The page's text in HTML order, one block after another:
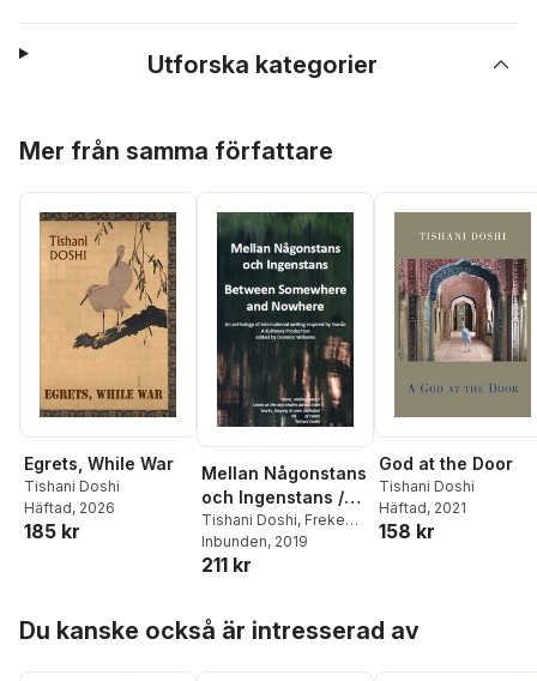
Utforska kategorier
Mer från samma författare
Egrets, While War
Tishani Doshi
Häftad, 2026
185 kr
Mellan Någonstans
och Ingenstans /
Between
Somewhere and
Nowhere
Tishani Doshi, Freke
Räihä,Hanna Hallgren
Christer Boberg
Rahman,Bengt O
Ullias Berglund,
Inbunden, 2019
211 kr
God at the Door
Tishani Doshi
Häftad, 2021
158 kr
Du kanske också är intresserad av